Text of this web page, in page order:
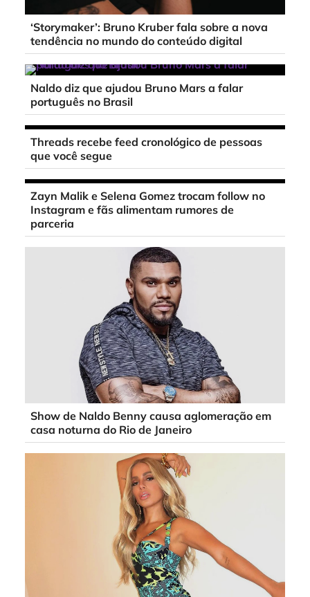
‘Storymaker’: Bruno Kruber fala sobre a nova
tendência no mundo do conteúdo digital
Naldo diz que ajudou Bruno Mars a falar
português no Brasil
Threads recebe feed cronológico de pessoas
que você segue
Zayn Malik e Selena Gomez trocam follow no
Instagram e fãs alimentam rumores de
parceria
Show de Naldo Benny causa aglomeração em
casa noturna do Rio de Janeiro